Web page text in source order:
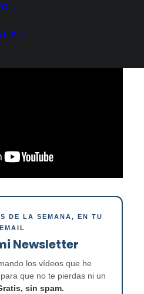
DE LA SEMANA, EN TU
EMAIL
Newsletter
los vídeos que he
que no te pierdas ni un
sin spam.